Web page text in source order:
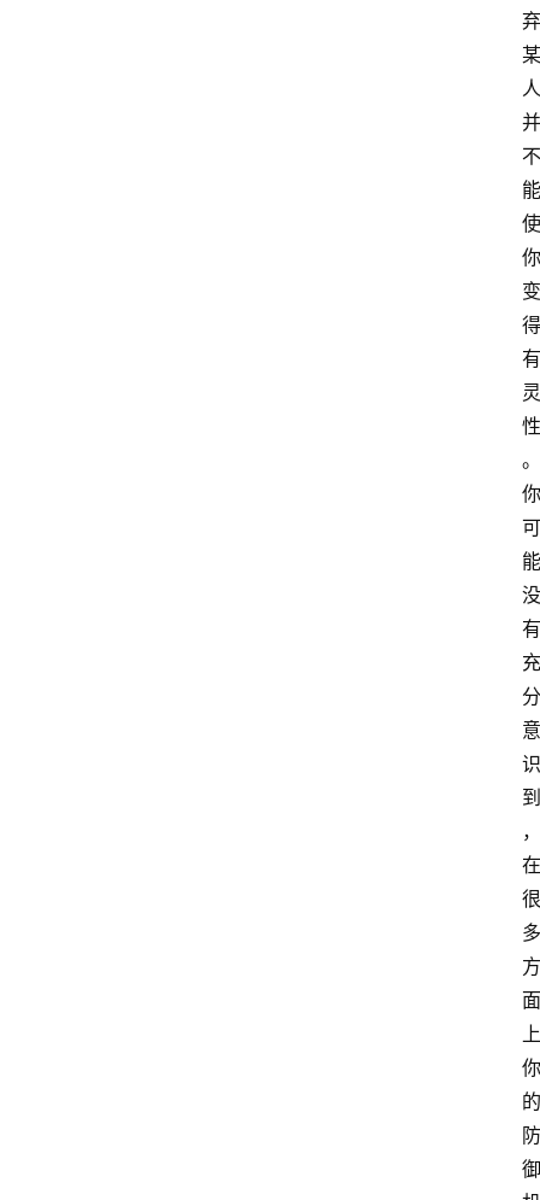
弃
某
人
并
不
能
使
你
变
得
有
灵
性
。
你
可
能
没
有
充
分
意
识
到
，
在
很
多
方
面
上
你
的
防
御